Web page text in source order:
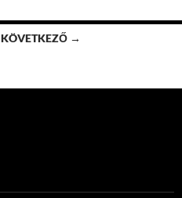
KÖVETKEZŐ →